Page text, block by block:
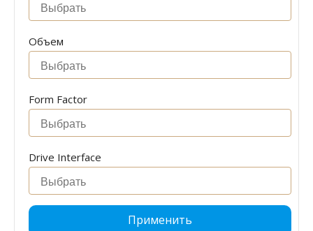
Объем
Form Factor
Drive Interface
Применить